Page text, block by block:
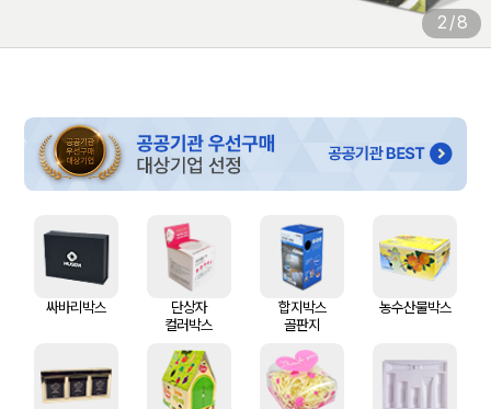
2/8
싸바리박스
단상자
컬러박스
합지박스
골판지
농수산물박스